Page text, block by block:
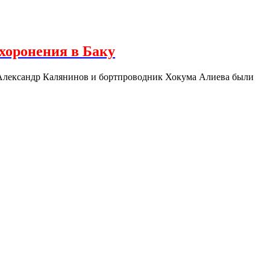
в Баку
Калянинов и бортпроводник Хокума Алиева были